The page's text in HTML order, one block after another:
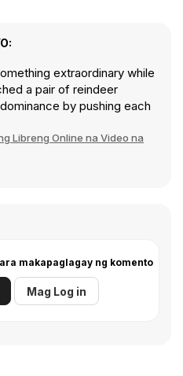
extraordinary while
a pair of reindeer
by pushing each
Libreng Online na Video na
makapaglagay ng komento
Mag Log in